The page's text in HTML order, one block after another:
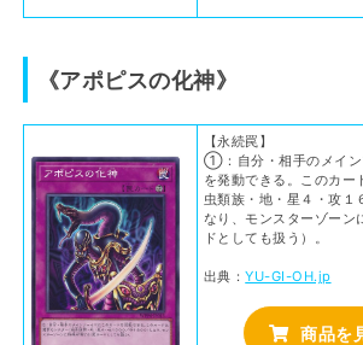
《アポピスの化神》
【永続罠】
①：自分・相手のメイン
を発動できる。このカー
虫類族・地・星４・攻１
なり、モンスターゾーン
ドとしても扱う）。
出典：YU-GI-OH.jp
商品を